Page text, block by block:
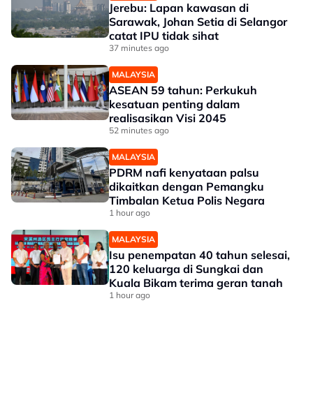
Jerebu: Lapan kawasan di
Sarawak, Johan Setia di Selangor
catat IPU tidak sihat
37 minutes ago
MALAYSIA
ASEAN 59 tahun: Perkukuh
kesatuan penting dalam
realisasikan Visi 2045
52 minutes ago
MALAYSIA
PDRM nafi kenyataan palsu
dikaitkan dengan Pemangku
Timbalan Ketua Polis Negara
1 hour ago
MALAYSIA
Isu penempatan 40 tahun selesai,
120 keluarga di Sungkai dan
Kuala Bikam terima geran tanah
1 hour ago